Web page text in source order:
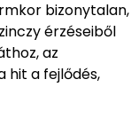
bizonytalan,
érzéseiből
az
hit a fejlődés,